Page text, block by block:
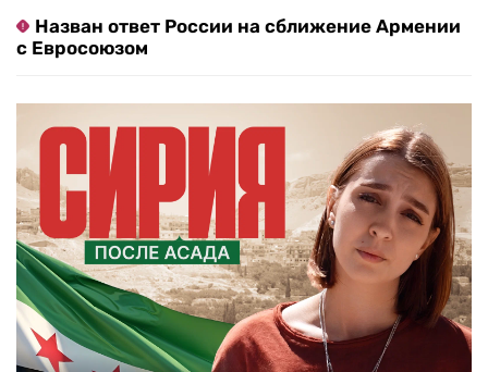
Назван ответ России на сближение Армении
с Евросоюзом